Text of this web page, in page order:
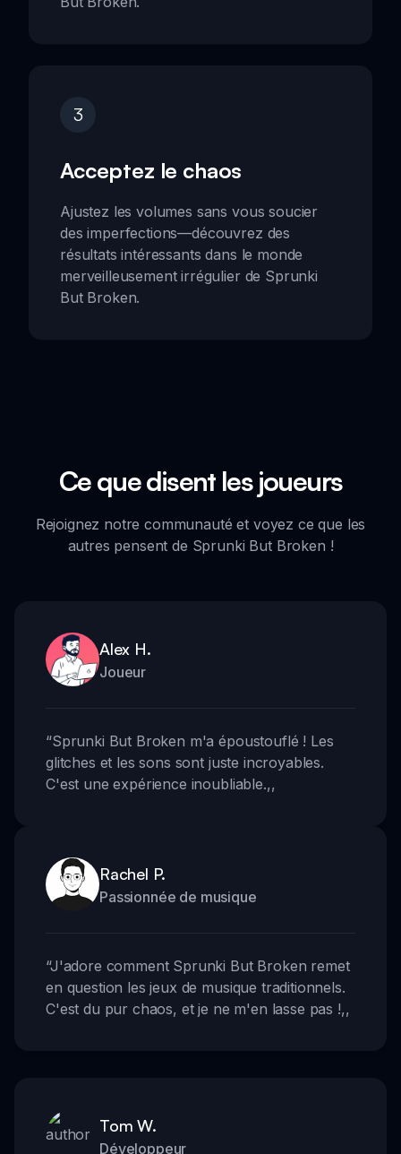
3
Acceptez le chaos
Ajustez les volumes sans vous soucier
des imperfections—découvrez des
résultats intéressants dans le monde
merveilleusement irrégulier de Sprunki
But Broken.
Ce que disent les joueurs
Rejoignez notre communauté et voyez ce que les
autres pensent de Sprunki But Broken !
Alex H.
Joueur
“Sprunki But Broken m'a époustouflé ! Les
glitches et les sons sont juste incroyables.
C'est une expérience inoubliable.,,
Rachel P.
Passionnée de musique
“J'adore comment Sprunki But Broken remet
en question les jeux de musique traditionnels.
C'est du pur chaos, et je ne m'en lasse pas !,,
Tom W.
Développeur